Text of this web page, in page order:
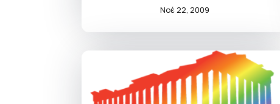
Νοέ 22, 2009